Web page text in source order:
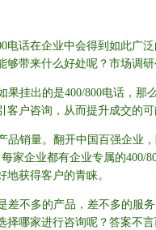
电话在企业中会得到如此广
够带来什么好处呢？市场调
果挂出的是400/800电话，那
客户咨询，从而提升成交的
品销量。翻开中国百强企业
家企业都有企业专属的400/
地获得客户的青睐。
差不多的产品，差不多的服
择哪家进行咨询呢？答案不言